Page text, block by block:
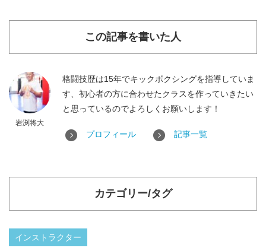
この記事を書いた人
岩渕将大
格闘技歴は15年でキックボクシングを指導していま
す、初心者の方に合わせたクラスを作っていきたい
と思っているのでよろしくお願いします！
プロフィール 記事一覧
カテゴリー/タグ
インストラクター